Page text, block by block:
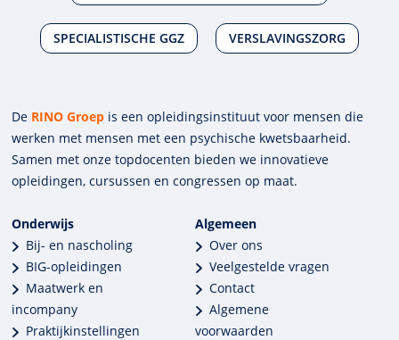
SPECIALISTISCHE GGZ VERSLAVINGSZORG
De RINO Groep is een opleidings­insti­tuut voor mensen die
werken met mensen met een psychische kwets­baar­heid.
Samen met onze top­docenten bieden we innova­tieve
opleidingen, cursussen en congres­sen op maat.
Onderwijs
Bij- en nascholing
BIG-opleidingen
Maatwerk en
incompany
Praktijkinstellingen
Algemeen
Over ons
Veelgestelde vragen
Contact
Algemene
voorwaarden